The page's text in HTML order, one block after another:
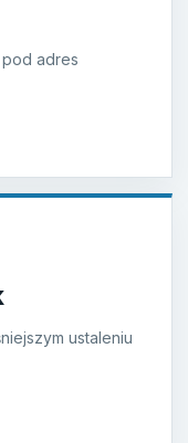
adres
ustaleniu